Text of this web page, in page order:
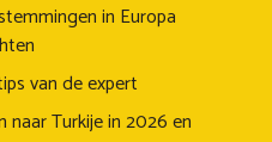
in Europa
van de expert
naar Turkije in 2026 en